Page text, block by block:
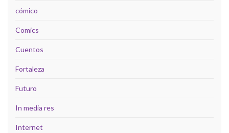
cómico
Comics
Cuentos
Fortaleza
Futuro
In media res
Internet